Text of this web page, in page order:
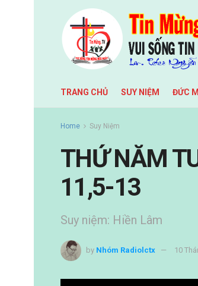
TRANG CHỦ SUY NIỆM ĐỨC
Home Suy Niệm
THỨ NĂM
11,5-13
Suy niệm: Hiền Lâm
by Nhóm Radiolctx 10